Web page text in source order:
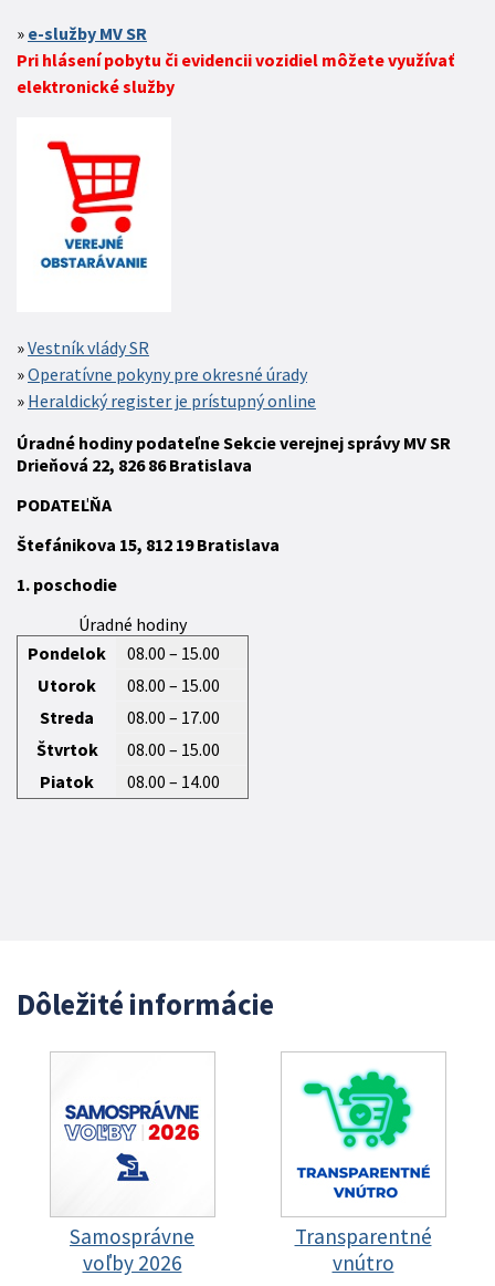
e-služby MV SR
Pri hlásení pobytu či evidencii vozidiel môžete využívať
elektronické služby
Vestník vlády SR
Operatívne pokyny pre okresné úrady
Heraldický register je prístupný online
Úradné hodiny podateľne Sekcie verejnej správy MV SR
Drieňová 22, 826 86 Bratislava
PODATEĽŇA
Štefánikova 15, 812 19Bratislava
1. poschodie
Úradné hodiny
Pondelok
08.00 – 15.00
Utorok
08.00 – 15.00
Streda
08.00 – 17.00
Štvrtok
08.00 – 15.00
Piatok
08.00 – 14.00
Dôležité informácie
Samosprávne
voľby 2026
Transparentné
vnútro